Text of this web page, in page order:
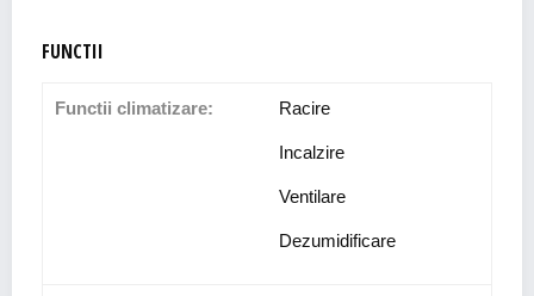
FUNCTII
Functii climatizare: Racire
Incalzire
Ventilare
Dezumidificare